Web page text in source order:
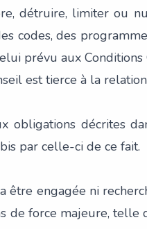
détruire, limiter ou
codes, des
prévu aux Conditions
est tierce à la
obligations décrites
par celle-ci de ce fait.
être engagée ni
de force majeure,